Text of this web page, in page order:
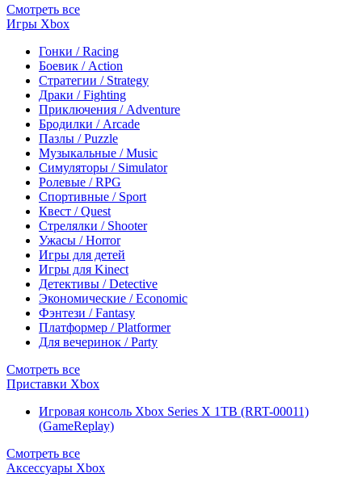
Смотреть все
Игры Xbox
Гонки / Racing
Боевик / Action
Стратегии / Strategy
Драки / Fighting
Приключения / Adventure
Бродилки / Arcade
Пазлы / Puzzle
Музыкальные / Music
Симуляторы / Simulator
Ролевые / RPG
Спортивные / Sport
Квест / Quest
Стрелялки / Shooter
Ужасы / Horror
Игры для детей
Игры для Kinect
Детективы / Detective
Экономические / Economic
Фэнтези / Fantasy
Платформер / Platformer
Для вечеринок / Party
Смотреть все
Приставки Xbox
Игровая консоль Xbox Series X 1TB (RRT-00011)
(GameReplay)
Смотреть все
Аксессуары Xbox